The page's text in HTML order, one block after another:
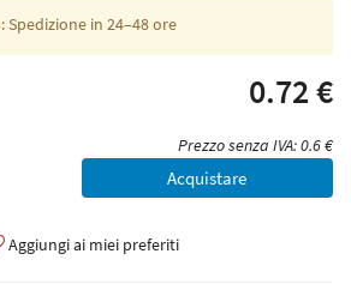
in 24–48 ore
0.72 €
Prezzo senza IVA: 0.6 €
Acquistare
Aggiungi ai miei preferiti